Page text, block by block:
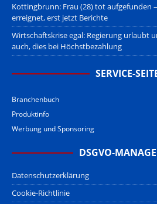
Kottingbrunn: Frau (28) tot aufgefunden
erreignet, erst jetzt Berichte
Wirtschaftskrise egal: Regierung urlaubt
auch, dies bei Höchstbezahlung
SERVICE-
Branchenbuch
Produktinfo
Werbung und Sponsoring
DSGVO-
Datenschutzerklärung
Cookie-Richtlinie